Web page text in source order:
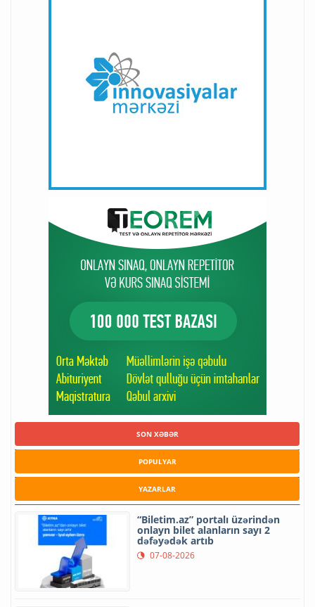
SON XƏBƏR
POPULYAR
YAZARLAR
“Biletim.az” portalı üzərindən
onlayn bilet alanların sayı 2
dəfəyədək artıb
07-08-2026